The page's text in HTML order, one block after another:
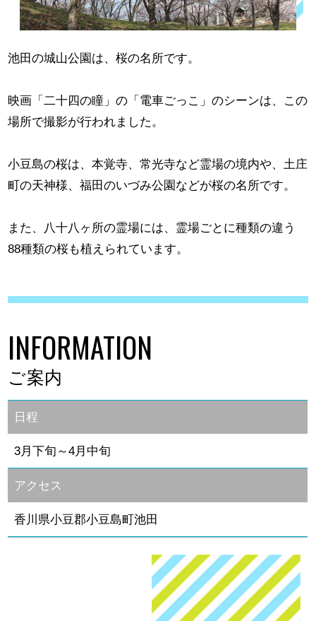
池田の城山公園は、桜の名所です。
映画「二十四の瞳」の「電車ごっこ」のシーンは、この
場所で撮影が行われました。
小豆島の桜は、本覚寺、常光寺など霊場の境内や、土庄
町の天神様、福田のいづみ公園などが桜の名所です。
また、八十八ヶ所の霊場には、霊場ごとに種類の違う
88種類の桜も植えられています。
INFORMATION
ご案内
日程
3月下旬～4月中旬
アクセス
香川県小豆郡小豆島町池田